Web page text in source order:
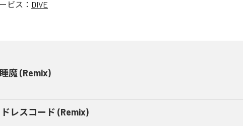
ビス： DIVE
睡魔 (Remix)
ドレスコード (Remix)